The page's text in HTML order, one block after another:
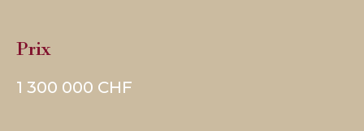
Prix
1 300 000 CHF